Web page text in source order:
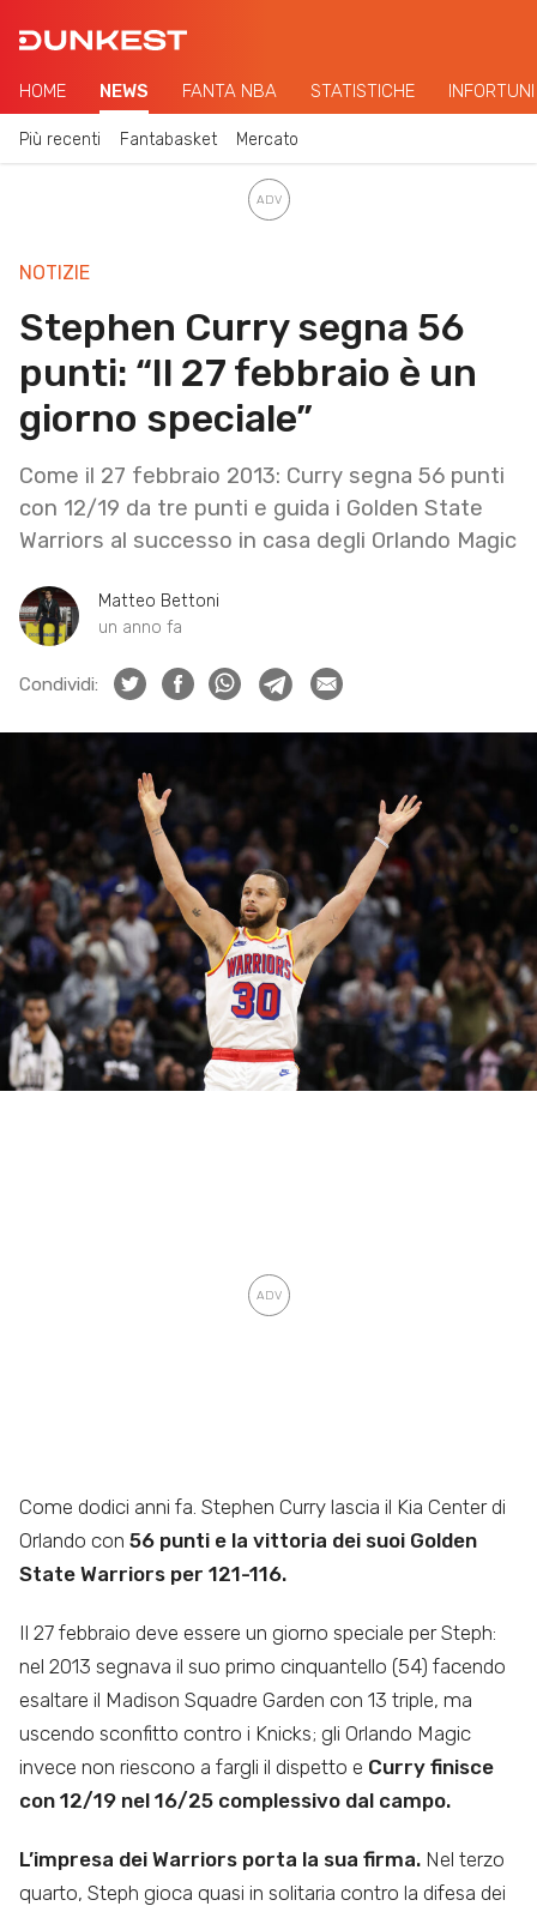
HOME NEWS FANTA NBA STATISTICHE INFORTUNI
Più recenti Fantabasket Mercato
NOTIZIE
Stephen Curry segna 56
punti: “Il 27 febbraio è un
giorno speciale”
Come il 27 febbraio 2013: Curry segna 56 punti
con 12/19 da tre punti e guida i Golden State
Warriors al successo in casa degli Orlando Magic
Matteo Bettoni
un anno fa
Condividi:
Come dodici anni fa. Stephen Curry lascia il Kia Center di
Orlando con 56 punti e la vittoria dei suoi Golden
State Warriors per 121-116.
Il 27 febbraio deve essere un giorno speciale per Steph:
nel 2013 segnava il suo primo cinquantello (54) facendo
esaltare il Madison Squadre Garden con 13 triple, ma
uscendo sconfitto contro i Knicks; gli Orlando Magic
invece non riescono a fargli il dispetto e Curry finisce
con 12/19 nel 16/25 complessivo dal campo.
L’impresa dei Warriors porta la sua firma. Nel terzo
quarto, Steph gioca quasi in solitaria contro la difesa dei